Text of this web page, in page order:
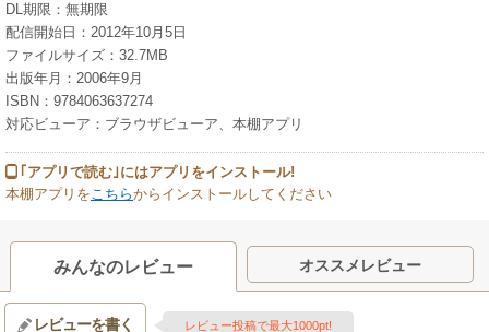
DL期限：無期限
配信開始日：2012年10月5日
ファイルサイズ：32.7MB
出版年月：2006年9月
ISBN：9784063637274
対応ビューア：ブラウザビューア、本棚アプリ
｢アプリで読む｣にはアプリをインストール!
本棚アプリをこちらからインストールしてください
みんなのレビュー オススメレビュー
レビューを書く レビュー投稿で最大1000pt!